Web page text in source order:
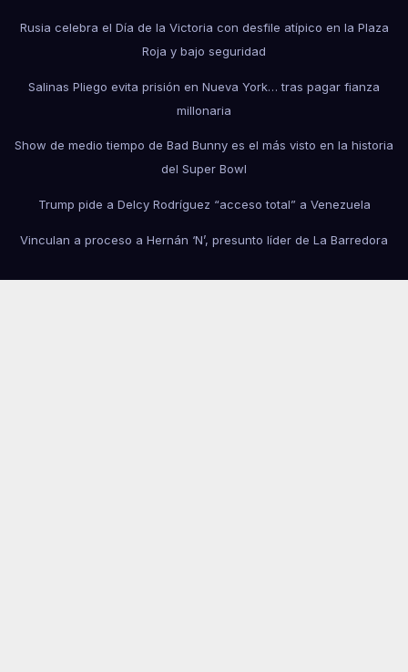
Rusia celebra el Día de la Victoria con desfile atípico en la Plaza
Roja y bajo seguridad
Salinas Pliego evita prisión en Nueva York… tras pagar fianza
millonaria
Show de medio tiempo de Bad Bunny es el más visto en la historia
del Super Bowl
Trump pide a Delcy Rodríguez “acceso total” a Venezuela
Vinculan a proceso a Hernán ‘N’, presunto líder de La Barredora